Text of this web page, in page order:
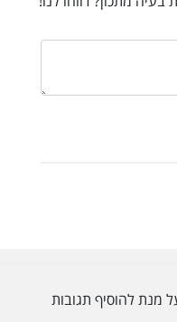
מנת להוסיף תגובות